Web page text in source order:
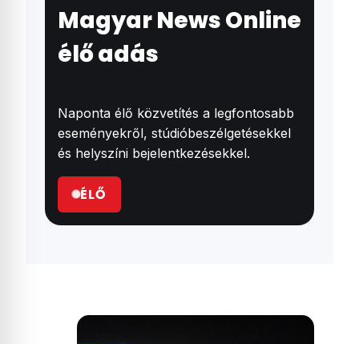
Magyar News Online
élő adás
Naponta élő közvetítés a legfontosabb
eseményekről, stúdióbeszélgetésekkel
és helyszíni bejelentkezésekkel.
ÉLŐ